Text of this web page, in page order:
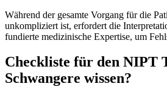
Während der gesamte Vorgang für die
unkompliziert ist, erfordert die
fundierte medizinische Expertise, um
Checkliste für den NIPT
Schwangere wissen?